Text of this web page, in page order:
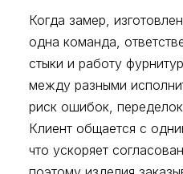
Когда замер,
одна команда,
стыки и работу
между разными
риск ошибок,
Клиент общается с
что ускоряет